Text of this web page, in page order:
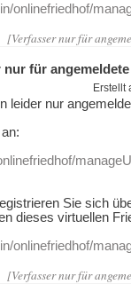
onlinefriedhof/
[Verfasser nur für
nur für
Erstellt
leider nur
Sie sich
dieses virtuellen
onlinefriedhof/
[Verfasser nur für